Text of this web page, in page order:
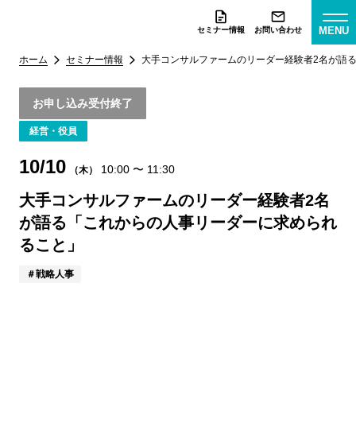
セミナー情報 お問い合わせ MENU
ホーム セミナー情報 大手コンサルファームのリーダー経験者2名が語
お申し込み受付終了
経営・役員
10/10 （木） 10:00 〜 11:30
大手コンサルファームのリーダー経験者2名
が語る「これからの人事リーダーに求められ
ること」
戦略人事